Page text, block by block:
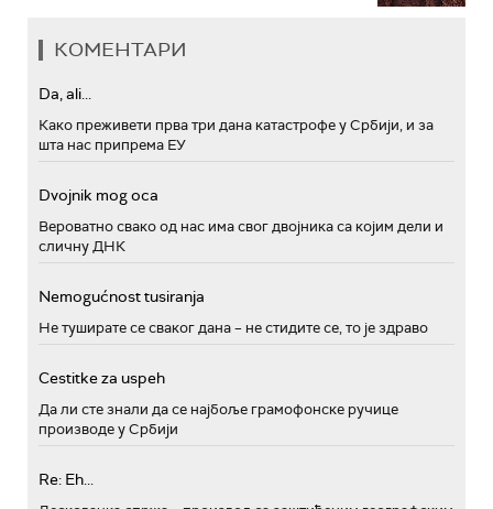
КОМЕНТАРИ
Da, ali...
Како преживети прва три дана катастрофе у Србији, и за
шта нас припрема ЕУ
Dvojnik mog oca
Вероватно свако од нас има свог двојника са којим дели и
сличну ДНК
Nemogućnost tusiranja
Не туширате се сваког дана – не стидите се, то је здраво
Cestitke za uspeh
Да ли сте знали да се најбоље грамофонске ручице
производе у Србији
Re: Eh...